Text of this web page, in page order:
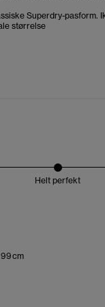
Superdry-
størrelse
Helt perfekt
99cm